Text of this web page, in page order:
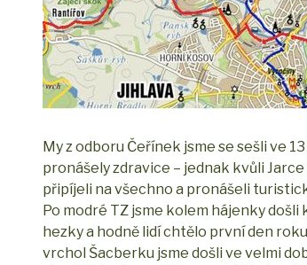
My z odboru Čeřínek jsme se sešli ve
pronášely zdravice – jednak kvůli
připíjeli na všechno a pronášeli
Po modré TZ jsme kolem hájenky
hezky a hodně lidí chtělo první den
vrchol Šacberku jsme došli ve velmi